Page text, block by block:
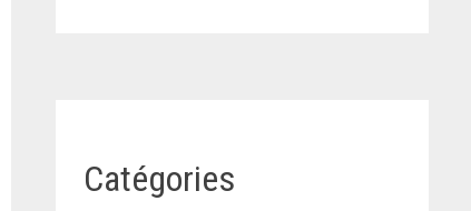
Catégories